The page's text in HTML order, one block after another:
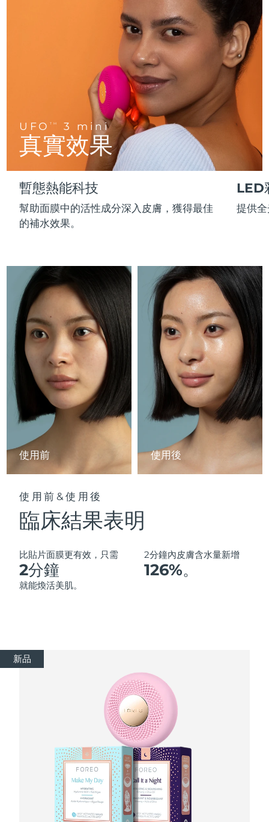
UFO TM 3 mini
真實效果
暫態熱能科技
幫助面膜中的活性成分深入皮膚，獲得最佳
的補水效果。
LED
提供
使用前 使用後
使用前&使用後
臨床結果表明
比貼片面膜更有效，只需
2分鐘
就能煥活美肌。
2分鐘內皮膚含水量新增
126%。
新品
LUNA™ 4 mini
For young skin, T-zone
LUNA™ 4 go
For travel or gym bag
LUNA™護膚
Premium cleansers & balm
LUNA™ 設備
All facial cleansing devices
面部提拉護理
Premium anti-aging skincare
BEAR™ 設備
All premium facelift devices
UFO™ 3 mini
Red light therapy device for young skin
UFO™ 3 go
Portable red light therapy
面膜
Rejuvenation & hydration
UFO™ 設備
All deep facial hydration devices
issa™ 4 smile
Hybrid silicone sonic toothbrush
issa™ 4 baby
For ages 0-3
issa™ Teeth Whitening Set
Dual LED + sonic device & 18% PAP gel
ISSA™ 設備
All silicone sonic toothbrushes
FAQ™ 101
Clinical anti-aging
FAQ™ 102
Advanced clinical anti-aging
FAQ™ 103
Luxurious clinical anti-aging set
FAQ™ P1 Primer
Manuka honey primer
All FAQ™ skincare
FAQ™產品
All anti-aging treatments
FAQ™ 201
FAQ™ 202
LED mask
FAQ™ 211
Anti-aging neck & décolleté LED mask
FAQ™ 221
Anti-aging LED hand mask
All FAQ™ skincare
FAQ™產品
All LED treatments
FAQ™ 301
LED hair strengthening scalp massager
FAQ™ Scalp Serum
Scalp recovery probiotic serum
FAQ™護膚品
All FAQ™ skincare
FAQ™產品
All hair treatments
肌膚年輕化
NEW
FAQ™ 501
Full-Spectrum Red Light Therapy
FAQ™ 502
Full-Spectrum Red Light Therapy
FAQ™ Red Light Serum
FAQ™ skincare
All FAQ™ skincare
FAQ™ products
All toning treatments
保健品
專業治療
PEACH™ 2 Pro Max
Professional IPL hair removal device
PEACH™ 2
IPL hair removal
PEACH™ 2 go
Travel-friendly IPL hair removal
PEACH™ Cooling Prep Gel
Cooling IPL hair removal gel
BEAR™ 2 body
Microcurrent body toning
LUNA™ 4 body
Massaging body brush
SUPERCHARGED™ serum
Firming body serum
痘肌護理
ESPADA™ 2 plus
Recurring acne LED therapy
ESPADA™ 2
Acne treatment device
ESPADA™ Blemish Solution
ESPADA™ 設備
眼部護理
BEAR™ 2 eyes & lips
Microcurrent line smoothing device
IRIS™ 2
Rejuvenating eye massager
眼部護膚
眼部護理設備
毛孔護理
KIWI™ derma
Diamond microdermabrasion .
KIWI™
Blackhead remover
Advanced pore care essentials
護發
LUNA™ 4 hair
2-in-1 LED scalp massager
FLIP™ play advanced
LED light hairbrush
LUNA™ Dual-Peptide Scalp
For healthy hair
牙齒美白
NEW
Dual LED + sonic device & 18% PAP gel
issa™ Teeth Whitening Gel
更多的
護膚品 男士
預計送達日期8/10/26
預計送達日期 8/14/26
預計送達日期 8/10/26
預計送達日期 8/11/26
捷克 預計送達日期 8/10/26
丹麥 預計送達日期
愛沙尼亞 8/10/26
芬蘭 預計送達日期 8/10/26
法屬玻里尼西亞 預計送達日期 8/14/26
德國 預計送達日期 8/10/26
直布羅陀 預計送達日期8/14/26
希臘 預計送達日期 8/10/26
中國香港特別行政區 預計送達日期 8/11/26
匈牙利 預計送達日期 8/10/26
冰島 預計送達日期
愛爾蘭
曼島
以色列 預計送達日期8/14/26
義大利
哈薩克
預計送達日期
預計送達日期
預計送達日期
預計送達日期
預計送達日期